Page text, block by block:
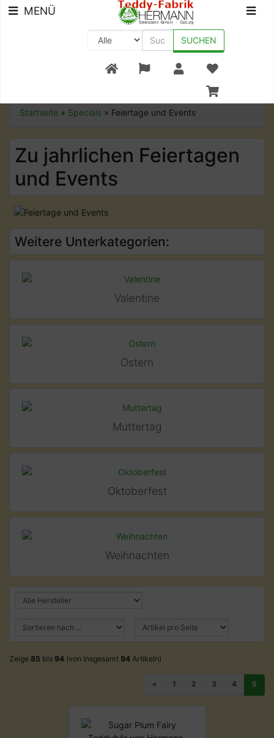
+49 (0) 9561-8590-0
MENÜ
SUCHEN
Startseite » Specials » Feiertage und Events
Zu jahrlichen Feiertagen
und Events
Weitere Unterkategorien:
Valentine
Ostern
Muttertag
Oktoberfest
Weihnachten
Zeige 85 bis 94 (von insgesamt 94 Artikeln)
« 1 2 3 4 5